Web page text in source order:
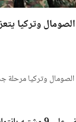
وتركيا